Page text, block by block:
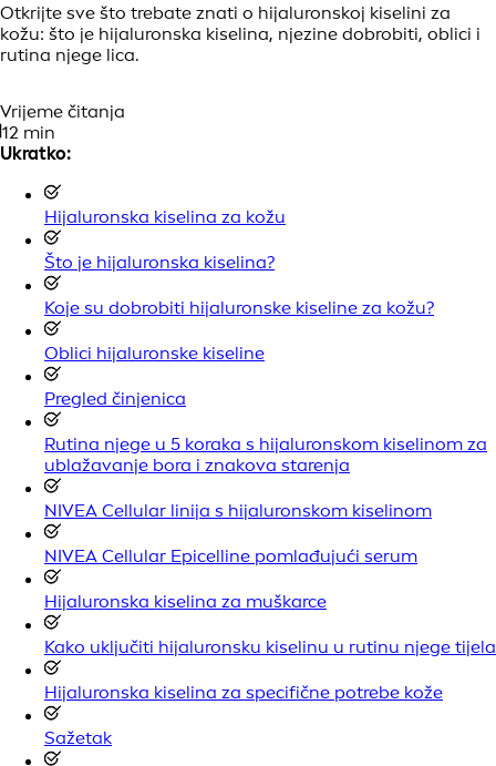
Otkrijte sve što trebate znati o hijaluronskoj kiselini za
kožu: što je hijaluronska kiselina, njezine dobrobiti, oblici i
rutina njege lica.
Vrijeme čitanja
12 min
Ukratko:
Hijaluronska kiselina za kožu
Što je hijaluronska kiselina?
Koje su dobrobiti hijaluronske kiseline za kožu?
Oblici hijaluronske kiseline
Pregled činjenica
Rutina njege u 5 koraka s hijaluronskom kiselinom za
ublažavanje bora i znakova starenja
NIVEA Cellular linija s hijaluronskom kiselinom
NIVEA Cellular Epicelline pomlađujući serum
Hijaluronska kiselina za muškarce
Kako uključiti hijaluronsku kiselinu u rutinu njege tijela
Hijaluronska kiselina za specifične potrebe kože
Sažetak